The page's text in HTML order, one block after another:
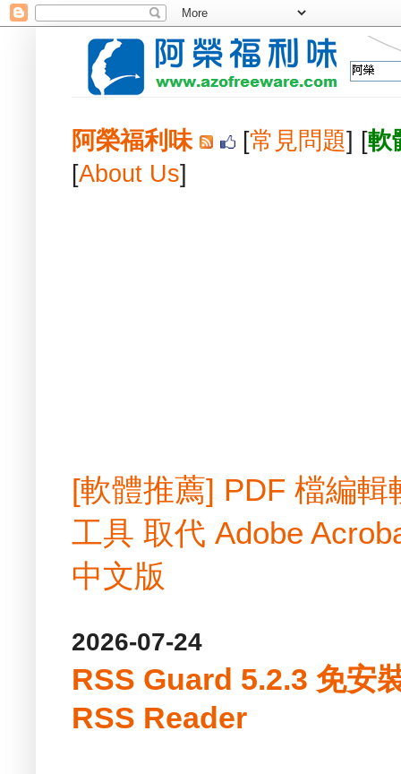
阿榮福利味 [常見問題] [軟
[About Us]
[軟體推薦] PDF 檔編
工具 取代 Adobe
中文版
2026-07-24
RSS Guard 5.2.3 免安
RSS Reader